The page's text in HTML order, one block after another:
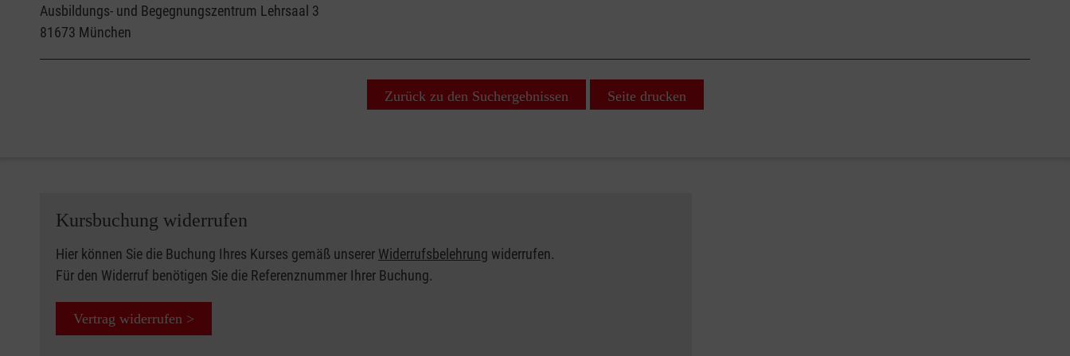
Ausbildungs- und Begegnungszentrum Lehrsaal 3
81673 München
Zurück zu den Suchergebnissen Seite drucken
Kursbuchung widerrufen
Hier können Sie die Buchung Ihres Kurses gemäß unserer Widerrufsbelehrung widerrufen.
Für den Widerruf benötigen Sie die Referenznummer Ihrer Buchung.
Vertrag widerrufen >